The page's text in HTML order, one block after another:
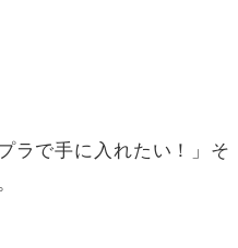
ラで手に入れたい！」そ